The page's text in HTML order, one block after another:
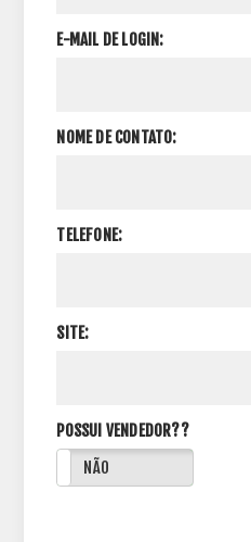
E-MAIL DE LOGIN:
NOME DE CONTATO:
TELEFONE:
SITE:
POSSUI VENDEDOR??
NÃO